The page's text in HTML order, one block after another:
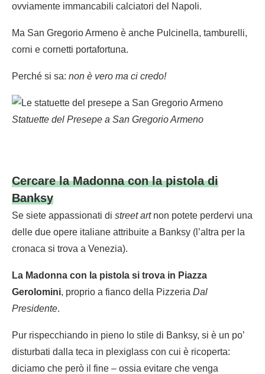
ovviamente immancabili calciatori del Napoli.
Ma San Gregorio Armeno è anche Pulcinella, tamburelli,
corni e cornetti portafortuna.
Perché si sa: non è vero ma ci credo!
Statuette del Presepe a San Gregorio Armeno
Cercare la Madonna con la pistola di
Banksy
Se siete appassionati di street art non potete perdervi una
delle due opere italiane attribuite a Banksy (l’altra per la
cronaca si trova a Venezia).
La Madonna con la pistola si trova in Piazza
Gerolomini, proprio a fianco della Pizzeria Dal
Presidente.
Pur rispecchiando in pieno lo stile di Banksy, si è un po’
disturbati dalla teca in plexiglass con cui è ricoperta:
diciamo che però il fine – ossia evitare che venga